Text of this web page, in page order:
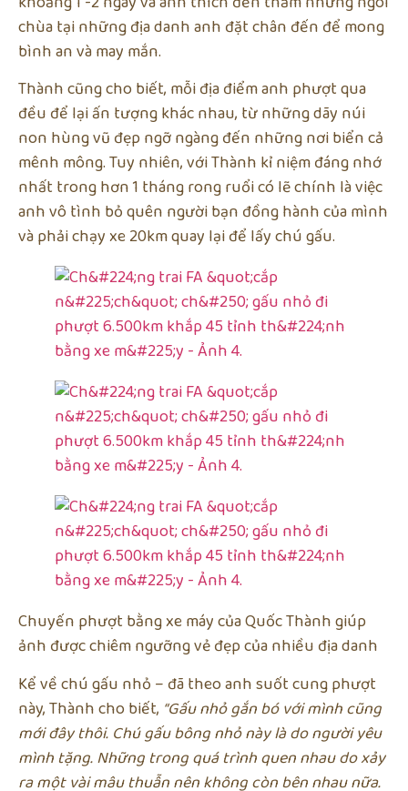
chùa tại những địa danh anh đặt chân đến để mong
bình an và may mắn.
Thành cũng cho biết, mỗi địa điểm anh phượt qua
đều để lại ấn tượng khác nhau, từ những dãy núi
non hùng vũ đẹp ngỡ ngàng đến những nơi biển cả
mênh mông. Tuy nhiên, với Thành kỉ niệm đáng nhớ
nhất trong hơn 1 tháng rong ruổi có lẽ chính là việc
anh vô tình bỏ quên người bạn đồng hành của mình
và phải chạy xe 20km quay lại để lấy chú gấu.
Chuyến phượt bằng xe máy của Quốc Thành giúp
ảnh được chiêm ngưỡng vẻ đẹp của nhiều địa danh
Kể về chú gấu nhỏ – đã theo anh suốt cung phượt
này, Thành cho biết, “Gấu nhỏ gắn bó với mình cũng
mới đây thôi. Chú gấu bông nhỏ này là do người yêu
mình tặng. Những trong quá trình quen nhau do xảy
ra một vài mâu thuẫn nên không còn bên nhau nữa.